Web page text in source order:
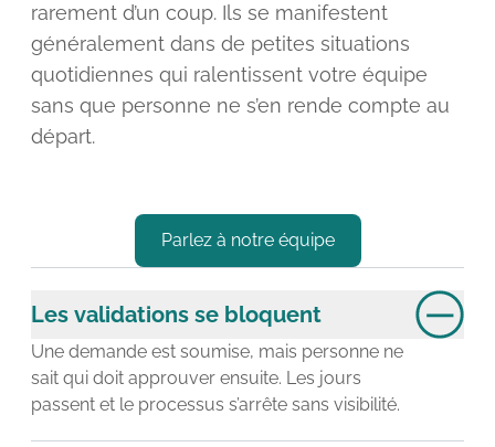
rarement d’un coup. Ils se manifestent
généralement dans de petites situations
quotidiennes qui ralentissent votre équipe
sans que personne ne s’en rende compte au
départ.
Parlez à notre équipe
Les validations se bloquent
Une demande est soumise, mais personne ne
sait qui doit approuver ensuite. Les jours
passent et le processus s’arrête sans visibilité.